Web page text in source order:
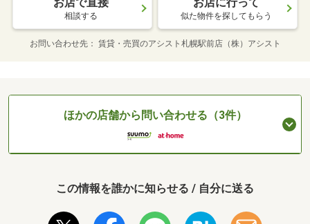
お店で直接
相談する
お店に行って
似た物件を探してもらう
お問い合わせ先 賃貸・売買のアシスト札幌駅前店（株）アシスト
ほかの店舗から問い合わせる（3件）
この情報を誰かに知らせる / 自分に送る